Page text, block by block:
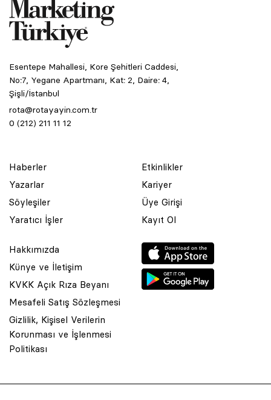
Esentepe Mahallesi, Kore Şehitleri Caddesi,
No:7, Yegane Apartmanı, Kat: 2, Daire: 4,
Şişli/İstanbul
rota@rotayayin.com.tr
0 (212) 211 11 12
Haberler
Yazarlar
Söyleşiler
Yaratıcı İşler
Etkinlikler
Kariyer
Üye Girişi
Kayıt Ol
Hakkımızda
Künye ve İletişim
KVKK Açık Rıza Beyanı
Mesafeli Satış Sözleşmesi
Gizlilik, Kişisel Verilerin
Korunması ve İşlenmesi
Politikası
© 2001 Rota Yayın Yapım Tanıtım Tic. Ltd. Şti. Bu Sitede Bulunan
Asquared WordPress Agencytarafından tasarlanmış ve